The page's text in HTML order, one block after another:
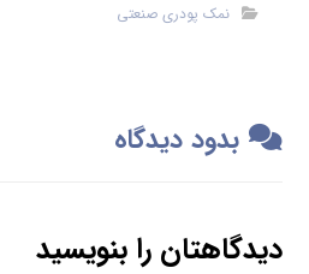
نمک پودری صنعتی
بدود دیدگاه
دیدگاهتان را بنویسید